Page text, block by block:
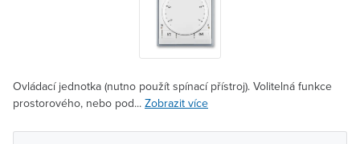
Ovládací jednotka (nutno použít spínací přístroj). Volitelná funkce
prostorového, nebo pod... Zobrazit více